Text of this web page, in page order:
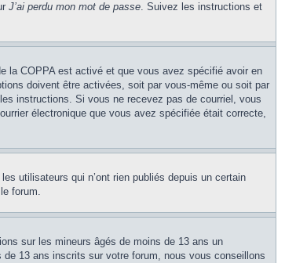
J’ai perdu mon mot de passe. Suivez les instructions et
la COPPA est activé et que vous avez spécifié avoir en
doivent être activées, soit par vous-même ou soit par
instructions. Si vous ne recevez pas de courriel, vous
électronique que vous avez spécifiée était correcte,
utilisateurs qui n’ont rien publiés depuis un certain
forum.
sur les mineurs âgés de moins de 13 ans un
13 ans inscrits sur votre forum, nous vous conseillons